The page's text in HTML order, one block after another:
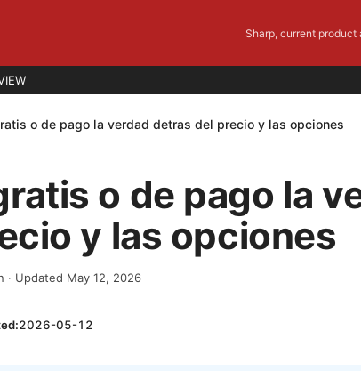
Sharp, current
o de pago la verdad detras del precio y las opciones
o de pago la
y las opciones
· Updated May 12, 2026
2026-05-12